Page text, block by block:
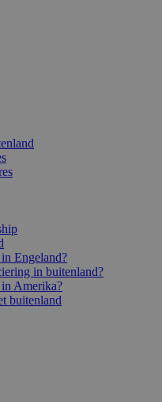
Engeland?
in buitenland?
Amerika?
buitenland